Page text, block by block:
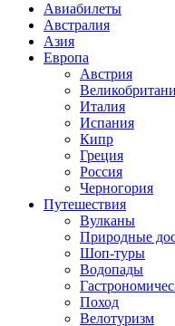
Авиабилеты
Австралия
Азия
Европа
Австрия
Италия
Испания
Кипр
Греция
Россия
Черногория
Путешествия
Вулканы
Природные
Шоп-туры
Водопады
Поход
Велотуризм